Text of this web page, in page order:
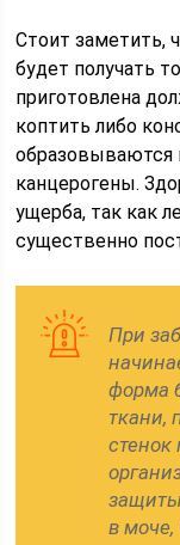
Стоит заметить,
будет получать
приготовлена
коптить либо
образовываются
канцерогены.
ущерба, так как
существенно
При
форма
ткани,
в